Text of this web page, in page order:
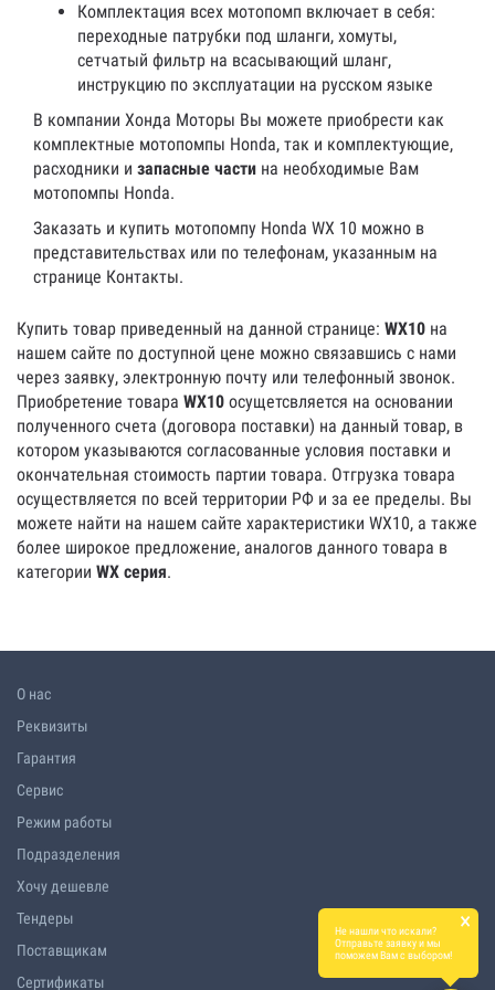
Комплектация всех мотопомп включает в себя:
переходные патрубки под шланги, хомуты,
сетчатый фильтр на всасывающий шланг,
инструкцию по эксплуатации на русском языке
В компании Хонда Моторы Вы можете приобрести как
комплектные мотопомпы Honda, так и комплектующие,
расходники и запасные части на необходимые Вам
мотопомпы Honda.
Заказать и купить мотопомпу Honda WX 10 можно в
представительствах или по телефонам, указанным на
странице Контакты.
Купить товар приведенный на данной странице: WX10 на
нашем сайте по доступной цене можно связавшись с нами
через заявку, электронную почту или телефонный звонок.
Приобретение товара WX10 осущетсвляется на основании
полученного счета (договора поставки) на данный товар, в
котором указываются согласованные условия поставки и
окончательная стоимость партии товара. Отгрузка товара
осуществляется по всей территории РФ и за ее пределы. Вы
можете найти на нашем сайте характеристики WX10, а также
более широкое предложение, аналогов данного товара в
категории WX серия.
О нас
Реквизиты
Гарантия
Сервис
Режим работы
Подразделения
Хочу дешевле
Тендеры
Поставщикам
Сертификаты
Не нашли что искали?
Отправьте заявку и мы
поможем Вам с выбором!
×